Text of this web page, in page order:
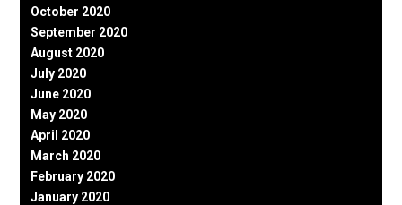
October 2020
September 2020
August 2020
July 2020
June 2020
May 2020
April 2020
March 2020
February 2020
January 2020